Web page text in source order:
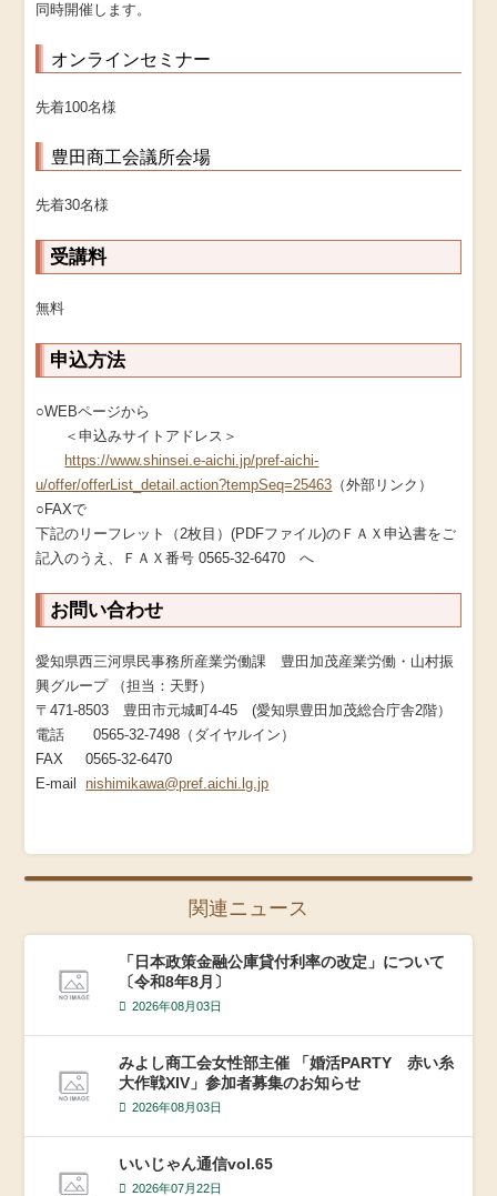
同時開催します。
オンラインセミナー
先着100名様
豊田商工会議所会場
先着30名様
受講料
無料
申込方法
○WEBページから
＜申込みサイトアドレス＞
https://www.shinsei.e-aichi.jp/pref-aichi-
u/offer/offerList_detail.action?tempSeq=25463 （外部リンク）
○FAXで
下記のリーフレット（2枚目）(PDFファイル)のＦＡＸ申込書をご
記入のうえ、ＦＡＸ番号 0565-32-6470 へ
お問い合わせ
愛知県西三河県民事務所産業労働課 豊田加茂産業労働・山村振
興グループ （担当：天野）
〒471-8503 豊田市元城町4-45 (愛知県豊田加茂総合庁舎2階）
電話 0565-32-7498（ダイヤルイン）
FAX 0565-32-6470
E-mailnishimikawa@pref.aichi.lg.jp
関連ニュース
「日本政策金融公庫貸付利率の改定」について
〔令和8年8月〕
2026年08月03日
みよし商工会女性部主催 「婚活PARTY 赤い糸
大作戦XIV」参加者募集のお知らせ
2026年08月03日
いいじゃん通信vol.65
2026年07月22日